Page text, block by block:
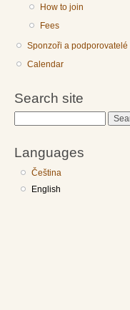
How to join
Fees
Sponzoři a podporovatelé
Calendar
Search site
Languages
Čeština
English